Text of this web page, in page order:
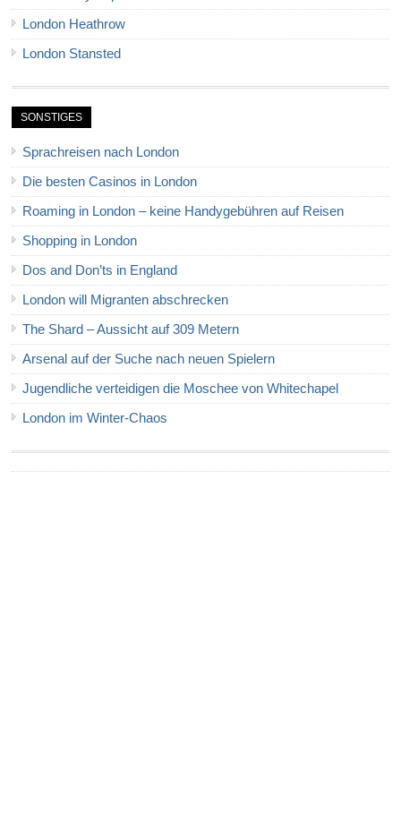
London Heathrow
London Stansted
SONSTIGES
Sprachreisen nach London
Die besten Casinos in London
Roaming in London – keine Handygebühren auf Reisen
Shopping in London
Dos and Don’ts in England
London will Migranten abschrecken
The Shard – Aussicht auf 309 Metern
Arsenal auf der Suche nach neuen Spielern
Jugendliche verteidigen die Moschee von Whitechapel
London im Winter-Chaos